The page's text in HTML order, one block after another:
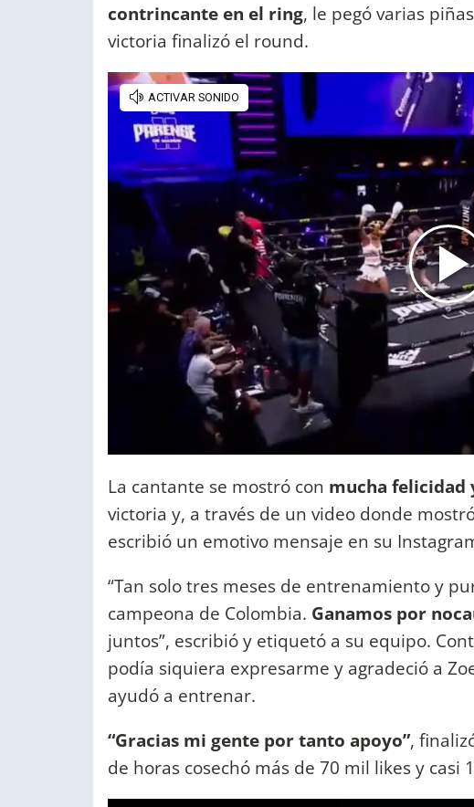
contrincante en el ring, le pegó varias
victoria finalizó el round.
La cantante se mostró con mucha felicidad
victoria y, a través de un video donde
escribió un emotivo mensaje en su
“Tan solo tres meses de entrenamiento y
campeona de Colombia. Ganamos por
juntos”, escribió y etiquetó a su equipo.
podía siquiera expresarme y agradeció a
ayudó a entrenar.
“Gracias mi gente por tanto apoyo”,
de horas cosechó más de 70 mil likes y